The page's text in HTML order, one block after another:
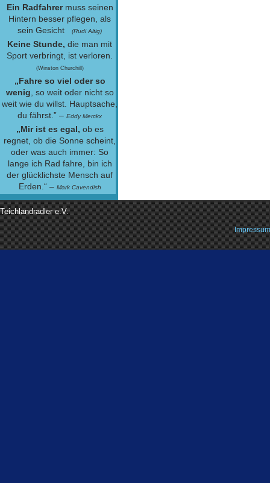
Ein Radfahrermuss seinen
Hintern besser pflegen, als
sein Gesicht
(Rudi Altig)
Keine Stunde, die man mit
Sport verbringt, ist verloren.
(Winston Churchill)
„Fahre so viel oder so
wenig , so weit oder nicht so
weit wie du willst. Hauptsache,
du fährst.” – Eddy Merckx
„Mir ist es egal, ob es
regnet, ob die Sonne scheint,
oder was auch immer: So
lange ich Rad fahre, bin ich
der glücklichste Mensch auf
Erden.“ – Mark Cavendish
Teichlandradler e.V.
Impressum